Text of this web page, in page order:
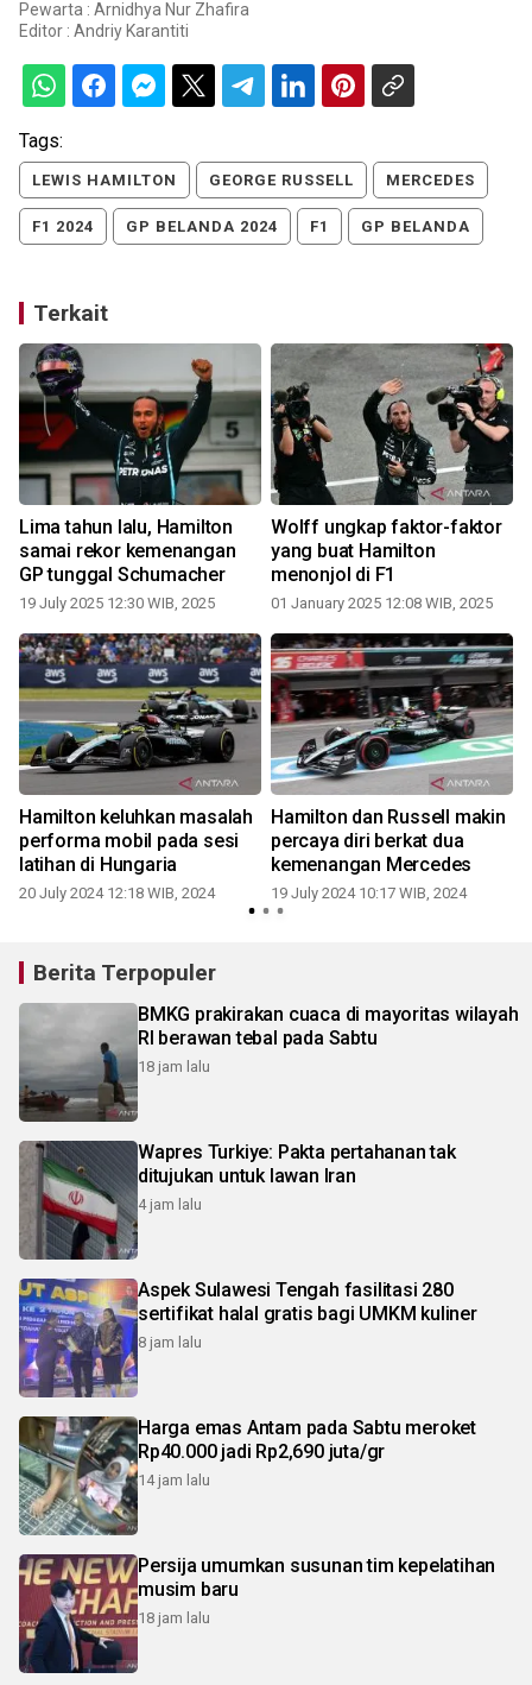
Pewarta : Arnidhya Nur Zhafira
Editor : Andriy Karantiti
Tags:
LEWIS HAMILTON GEORGE RUSSELL MERCEDES
F1 2024 GP BELANDA 2024 F1 GP BELANDA
Terkait
Lima tahun lalu, Hamilton
samai rekor kemenangan
GP tunggal Schumacher
19 July 2025 12:30 WIB, 2025
Wolff ungkap faktor-faktor
yang buat Hamilton
menonjol di F1
01 January 2025 12:08 WIB, 2025
Hamilton keluhkan masalah
performa mobil pada sesi
latihan di Hungaria
20 July 2024 12:18 WIB, 2024
Hamilton dan Russell makin
percaya diri berkat dua
kemenangan Mercedes
19 July 2024 10:17 WIB, 2024
Berita Terpopuler
BMKG prakirakan cuaca di mayoritas wilayah
RI berawan tebal pada Sabtu
18 jam lalu
Wapres Turkiye: Pakta pertahanan tak
ditujukan untuk lawan Iran
4 jam lalu
Aspek Sulawesi Tengah fasilitasi 280
sertifikat halal gratis bagi UMKM kuliner
8 jam lalu
Harga emas Antam pada Sabtu meroket
Rp40.000 jadi Rp2,690 juta/gr
14 jam lalu
Persija umumkan susunan tim kepelatihan
musim baru
18 jam lalu